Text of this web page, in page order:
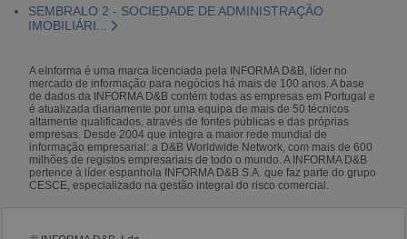
SEMBRALO 2 - SOCIEDADE DE ADMINISTRAÇÃO
IMOBILIÁRI...
A eInforma é uma marca licenciada pela INFORMA D&B, líder no
mercado de informação para negócios há mais de 100 anos. A base
de dados da INFORMA D&B contém todas as empresas em Portugal e
é atualizada diariamente por uma equipa de mais de 50 técnicos
altamente qualificados, através de fontes públicas e das próprias
empresas. Desde 2004 que integra a maior rede mundial de
informação empresarial: a D&B Worldwide Network, com mais de 600
milhões de registos empresariais de todo o mundo. A INFORMA D&B
pertence à líder espanhola INFORMA D&B S.A. que faz parte do grupo
CESCE, especializado na gestão integral do risco comercial.